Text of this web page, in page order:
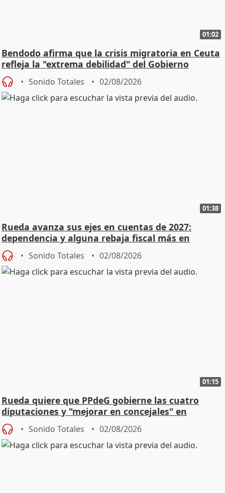
01:02
Bendodo afirma que la crisis migratoria en Ceuta
refleja la "extrema debilidad" del Gobierno
Sonido Totales 02/08/2026
01:38
Rueda avanza sus ejes en cuentas de 2027:
dependencia y alguna rebaja fiscal más en
vivienda
Sonido Totales 02/08/2026
01:15
Rueda quiere que PPdeG gobierne las cuatro
diputaciones y "mejorar en concejales" en
ciudades
Sonido Totales 02/08/2026